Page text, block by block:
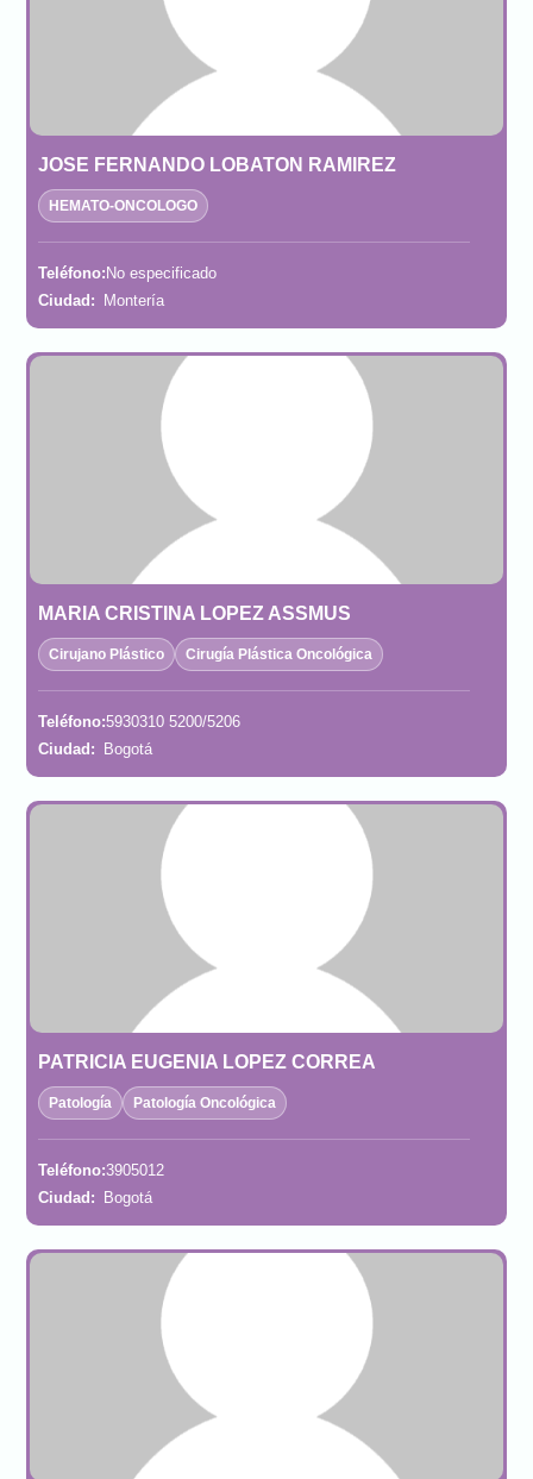
JOSE FERNANDO LOBATON RAMIREZ
HEMATO-ONCOLOGO
Teléfono: No especificado
Ciudad:
Montería
MARIA CRISTINA LOPEZ ASSMUS
Cirujano Plástico Cirugía Plástica Oncológica
Teléfono:5930310 5200/5206
Ciudad:
Bogotá
PATRICIA EUGENIA LOPEZ CORREA
Patología Patología Oncológica
Teléfono:3905012
Ciudad:
Bogotá